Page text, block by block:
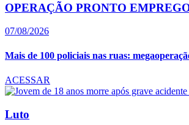
OPERAÇÃO PRONTO
07/08/2026
Mais de 100 policiais nas ruas:
ACESSAR
Luto